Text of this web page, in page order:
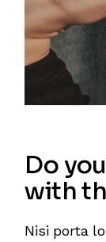
Do
with
Nisi porta